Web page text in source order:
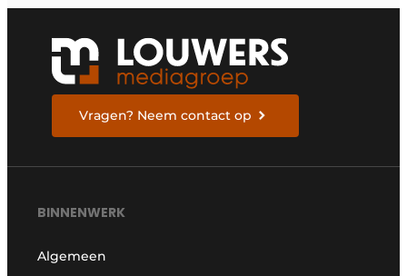
Vragen? Neem contact op
BINNENWERK
Algemeen